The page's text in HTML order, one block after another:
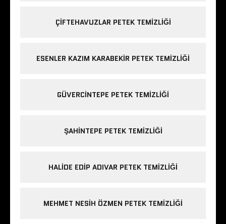
ÇIFTEHAVUZLAR PETEK TEMIZLIĞI
ESENLER KAZIM KARABEKIR PETEK TEMIZLIĞI
GÜVERCINTEPE PETEK TEMIZLIĞI
ŞAHINTEPE PETEK TEMIZLIĞI
HALIDE EDIP ADIVAR PETEK TEMIZLIĞI
MEHMET NESIH ÖZMEN PETEK TEMIZLIĞI